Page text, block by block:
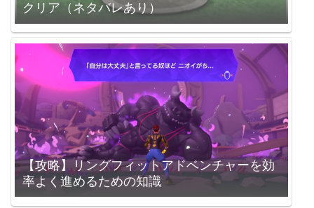
クリア（ネタバレあり）
【攻略】リングフィットアドベンチャーを効
率よく進めるための知識